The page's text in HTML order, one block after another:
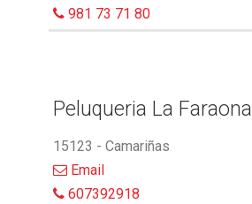
981 73 71 80
Peluqueria La Faraona
15123 - Camariñas
Email
607392918